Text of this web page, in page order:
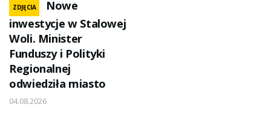
ZDJĘCIA
Nowe
inwestycje w Stalowej
Woli. Minister
Funduszy i Polityki
Regionalnej
odwiedziła miasto
04.08.2026